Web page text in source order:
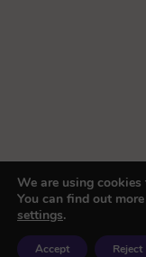
We are using
You can find out
settings.
Accept Reject